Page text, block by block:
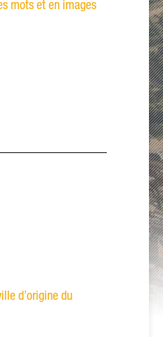
mots et en images
d’origine du